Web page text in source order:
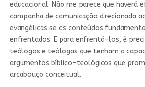
educacional. Não me parece que haverá
campanha de comunicação direcionada
evangélicas se os conteúdos
enfrentados. E para enfrentá-los, é
teólogos e teólogas que tenham a
argumentos bíblico-teológicos que
arcabouço conceitual.